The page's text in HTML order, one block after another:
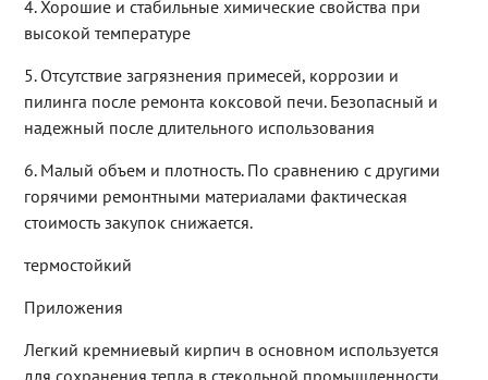
4. Хорошие и стабильные химические свойства при
высокой температуре
5. Отсутствие загрязнения примесей, коррозии и
пилинга после ремонта коксовой печи. Безопасный и
надежный после длительного использования
6. Малый объем и плотность. По сравнению с другими
горячими ремонтными материалами фактическая
стоимость закупок снижается.
термостойкий
Приложения
Легкий кремниевый кирпич в основном используется